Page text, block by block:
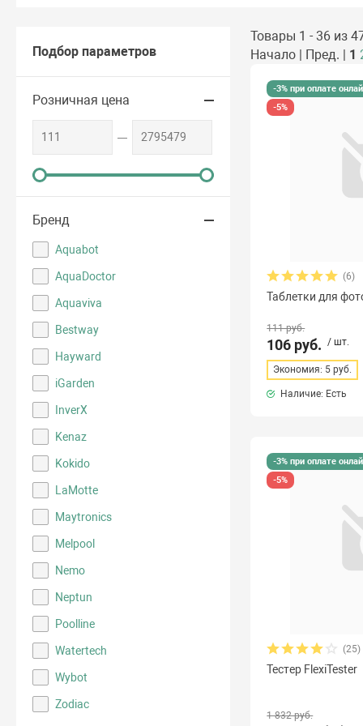
Подбор параметров
Розничная цена
Бренд
Aquabot
AquaDoctor
Aquaviva
Bestway
Hayward
iGarden
InverX
Kenaz
Kokido
LaMotte
Maytronics
Melpool
Nemo
Neptun
Poolline
Watertech
Wybot
Zodiac
Товары 1 - 36 из
Начало | Пред. | 1
-3% при оплате
-5%
(6)
Таблетки для
111 руб.
106 руб. / шт.
Экономия: 5 руб.
Наличие: Есть
-3% при оплате
-5%
(25)
Тестер FlexiTester
1 832 руб.